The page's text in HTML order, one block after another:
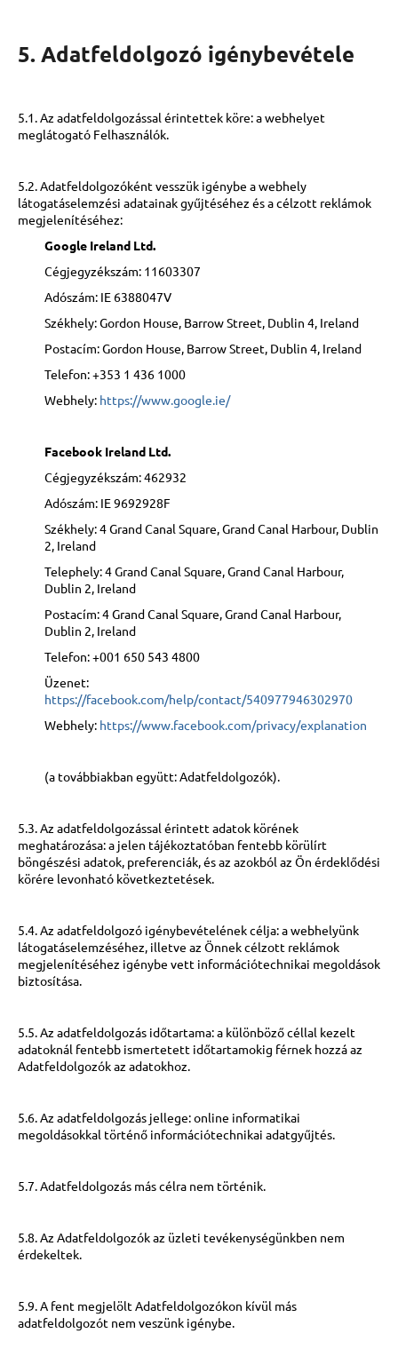
5. Adatfeldolgozó igénybevétele
5.1. Az adatfeldolgozással érintettek köre: a webhelyet
meglátogató Felhasználók.
5.2. Adatfeldolgozóként vesszük igénybe a webhely
látogatáselemzési adatainak gyűjtéséhez és a célzott reklámok
megjelenítéséhez:
Google Ireland Ltd.
Cégjegyzékszám: 11603307
Adószám: IE 6388047V
Székhely: Gordon House, Barrow Street, Dublin 4, Ireland
Postacím: Gordon House, Barrow Street, Dublin 4, Ireland
Telefon: +353 1 436 1000
Webhely: https://www.google.ie/
Facebook Ireland Ltd.
Cégjegyzékszám: 462932
Adószám: IE 9692928F
Székhely: 4 Grand Canal Square, Grand Canal Harbour, Dublin
2, Ireland
Telephely: 4 Grand Canal Square, Grand Canal Harbour,
Dublin 2, Ireland
Postacím: 4 Grand Canal Square, Grand Canal Harbour,
Dublin 2, Ireland
Telefon: +001 650 543 4800
Üzenet:
https://facebook.com/help/contact/540977946302970
Webhely: https://www.facebook.com/privacy/explanation
(a továbbiakban együtt: Adatfeldolgozók).
5.3. Az adatfeldolgozással érintett adatok körének
meghatározása: a jelen tájékoztatóban fentebb körülírt
böngészési adatok, preferenciák, és az azokból az Ön érdeklődési
körére levonható következtetések.
5.4. Az adatfeldolgozó igénybevételének célja: a webhelyünk
látogatáselemzéséhez, illetve az Önnek célzott reklámok
megjelenítéséhez igénybe vett információtechnikai megoldások
biztosítása.
5.5. Az adatfeldolgozás időtartama: a különböző céllal kezelt
adatoknál fentebb ismertetett időtartamokig férnek hozzá az
Adatfeldolgozók az adatokhoz.
5.6. Az adatfeldolgozás jellege: online informatikai
megoldásokkal történő információtechnikai adatgyűjtés.
5.7. Adatfeldolgozás más célra nem történik.
5.8. Az Adatfeldolgozók az üzleti tevékenységünkben nem
érdekeltek.
5.9. A fent megjelölt Adatfeldolgozókon kívül más
adatfeldolgozót nem veszünk igénybe.